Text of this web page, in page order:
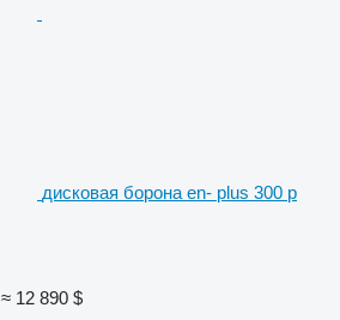
дисковая борона en- plus 300 p
≈ 12 890 $